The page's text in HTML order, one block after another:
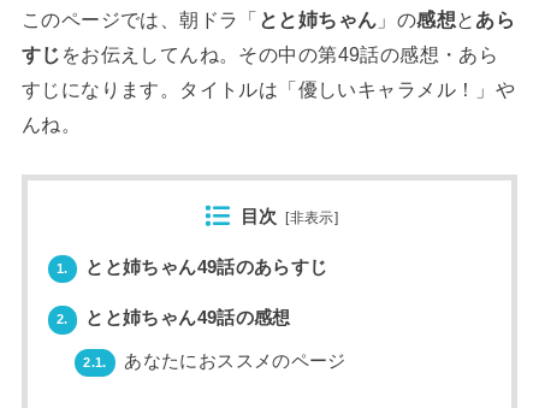
このページでは、朝ドラ「 とと姉ちゃん 」の感想と あら
すじ をお伝えしてんね。その中の第49話の感想・あら
すじになります。タイトルは「優しいキャラメル！」や
んね。
目次 [非表示]
1. とと姉ちゃん49話のあらすじ
2. とと姉ちゃん49話の感想
2.1. あなたにおススメのページ